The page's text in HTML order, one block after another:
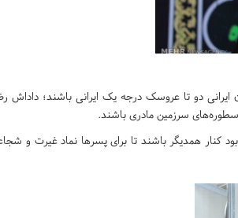
دو تا عروسک درجه یک ایرانی باشند؛ داداش
سرزمین مادری باشند.
کنار همدیگر باشند تا برای پسرها نماد غیرت و